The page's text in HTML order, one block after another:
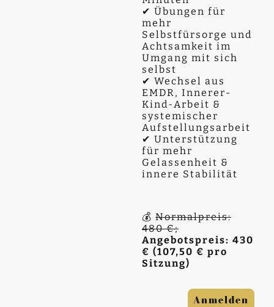
✔ Übungen für
mehr
Selbstfürsorge und
Achtsamkeit im
Umgang mit sich
selbst
✔ Wechsel aus
EMDR, Innerer-
Kind-Arbeit &
systemischer
Aufstellungsarbeit
✔ Unterstützung
für mehr
Gelassenheit &
innere Stabilität
💰 Normalpreis:
480 €;
Angebotspreis: 430
€ (107,50 € pro
Sitzung)
Anmelden